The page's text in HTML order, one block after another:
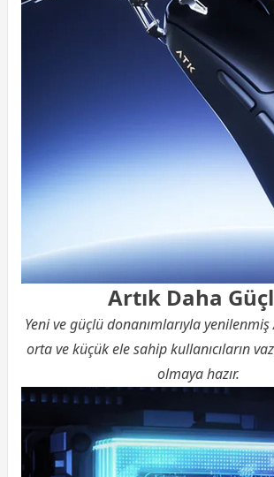
Artık Daha
Yeni ve güçlü donanımlarıyla yenilenmiş
orta ve küçük ele sahip kullanıcıların
olmaya hazır.